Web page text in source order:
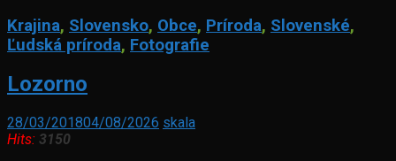
Krajina, Slovensko, Obce, Príroda, Slovenské,
Ľudská príroda, Fotografie
Lozorno
28/03/201804/08/2026 skala
Hits: 3150